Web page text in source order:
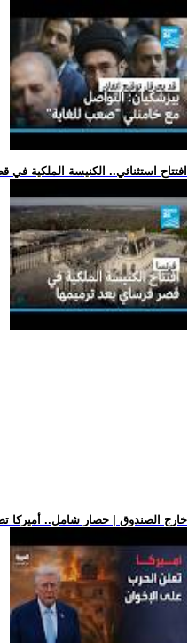
.. افتتاح استثنائي.. الكنيسة الملكية
.. خارج الصندوق | حصار شامل..